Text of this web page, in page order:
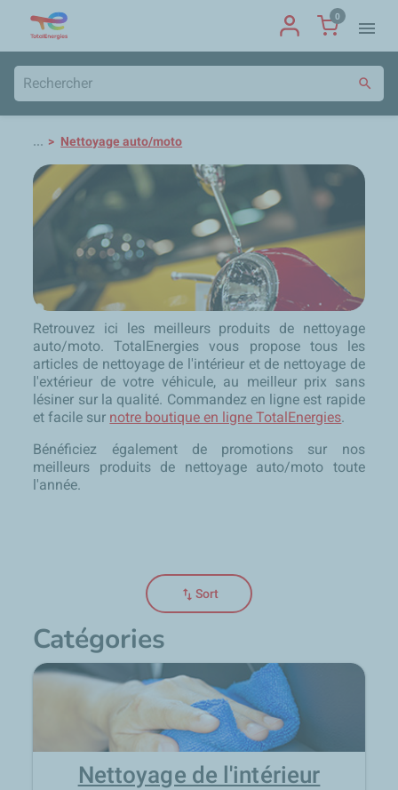
0
menu
search
... Nettoyage auto/moto
Retrouvez ici les meilleurs produits de nettoyage
auto/moto. TotalEnergies vous propose tous les
articles de nettoyage de l'intérieur et de nettoyage de
l'extérieur de votre véhicule, au meilleur prix sans
lésiner sur la qualité. Commandez en ligne est rapide
et facile sur notre boutique en ligne TotalEnergies.
Bénéficiez également de promotions sur nos
meilleurs produits de nettoyage auto/moto toute
l'année.
swap_vert Sort
Catégories
Nettoyage de l'intérieur